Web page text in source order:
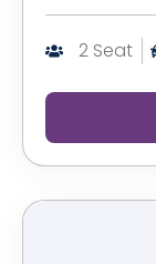
2 Seat